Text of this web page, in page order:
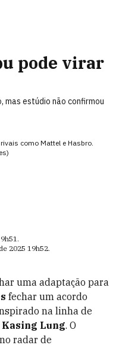
pode virar
mas estúdio não confirmou
como Mattel e Hasbro.
.
2025 19h52.
uma adaptação para
fechar um acordo
na linha de
Kasing Lung. O
radar de